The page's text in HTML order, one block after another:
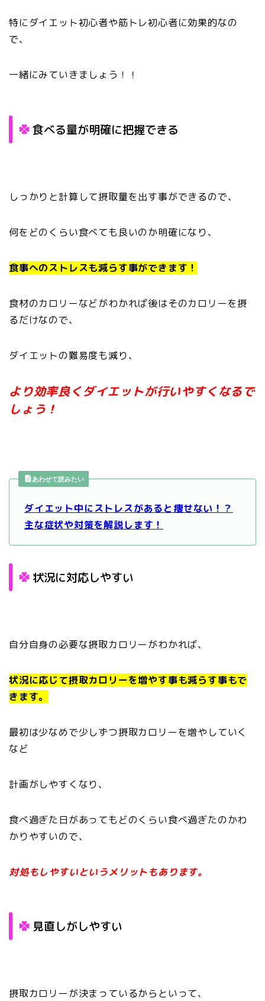
特にダイエット初心者や筋トレ初心者に効果的なの
で、
一緒にみていきましょう！！
食べる量が明確に把握できる
しっかりと計算して摂取量を出す事ができるので、
何をどのくらい食べても良いのか明確になり、
食事へのストレスも減らす事ができます！
食材のカロリーなどがわかれば後はそのカロリーを摂
るだけなので、
ダイエットの難易度も減り、
より効率良くダイエットが行いやすくなるで
しょう！
あわせて読みたい
ダイエット中にストレスがあると痩せない！？
主な症状や対策を解説します！
状況に対応しやすい
自分自身の必要な摂取カロリーがわかれば、
状況に応じて摂取カロリーを増やす事も減らす事もで
きます。
最初は少なめで少しずつ摂取カロリーを増やしていく
など
計画がしやすくなり、
食べ過ぎた日があってもどのくらい食べ過ぎたのかわ
かりやすいので、
対処もしやすいというメリットもあります。
見直しがしやすい
摂取カロリーが決まっているからといって、